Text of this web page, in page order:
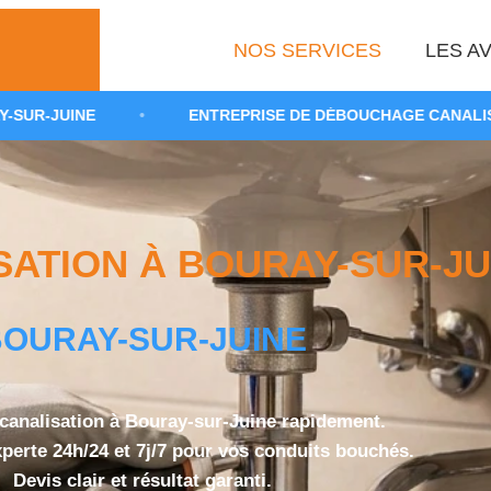
NOS SERVICES LES
• ENTREPRISE DE DÉBOUCHAGE CANALISATION 91
À BOURAY-SUR-
SUR-JUINE
à Bouray-sur-Juine rapidement.
24h/24 et 7j/7 pour vos conduits bouchés.
Devis clair et résultat garanti.